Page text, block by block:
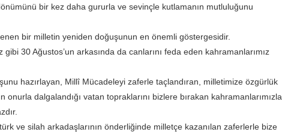
bir kez daha gururla ve sevinçle kutlamanın mutluluğunu
bir milletin yeniden doğuşunun en önemli göstergesidir.
30 Ağustos’un arkasında da canlarını feda eden kahramanlarımız
hazırlayan, Millî Mücadeleyi zaferle taçlandıran, milletimize özgürlük
onurla dalgalandığı vatan topraklarını bizlere bırakan kahramanlarımızla
ve silah arkadaşlarının önderliğinde milletçe kazanılan zaferlerle bize